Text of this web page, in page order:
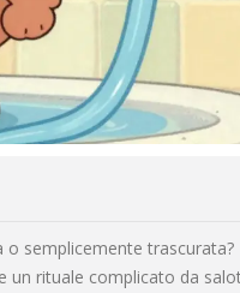
semplicemente trascurata?
un rituale complicato da